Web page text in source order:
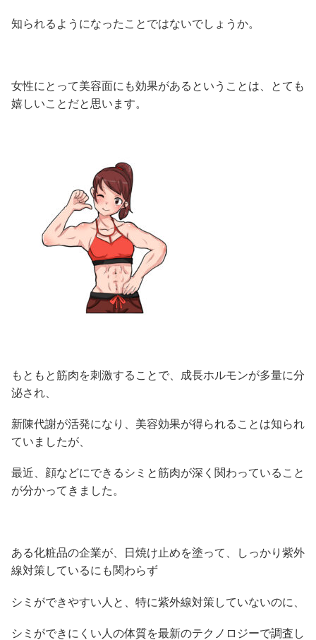
知られるようになったことではないでしょうか。
女性にとって美容面にも効果があるということは、とても
嬉しいことだと思います。
もともと筋肉を刺激することで、成長ホルモンが多量に分
泌され、
新陳代謝が活発になり、美容効果が得られることは知られ
ていましたが、
最近、顔などにできるシミと筋肉が深く関わっていること
が分かってきました。
ある化粧品の企業が、日焼け止めを塗って、しっかり紫外
線対策しているにも関わらず
シミができやすい人と、特に紫外線対策していないのに、
シミができにくい人の体質を最新のテクノロジーで調査し